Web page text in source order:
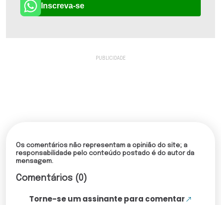
Inscreva-se
Os comentários não representam a opinião do site; a
responsabilidade pelo conteúdo postado é do autor da
mensagem.
Comentários (0)
Torne-se um assinante para comentar